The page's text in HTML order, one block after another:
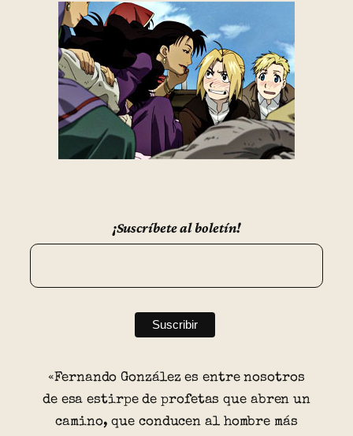
¡Suscríbete al boletín!
«Fernando González es entre nosotros
de esa estirpe de profetas que abren un
camino, que conducen al hombre más